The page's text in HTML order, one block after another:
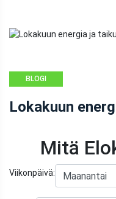
BLOGI
Lokakuun
Mitä
Viikonpäivä: